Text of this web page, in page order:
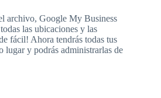
archivo, Google My Business
las ubicaciones y las
fácil! Ahora tendrás todas tus
lugar y podrás administrarlas de